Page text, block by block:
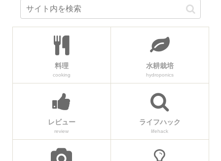
料理
cooking
水耕栽培
hydroponics
レビュー
review
ライフハック
lifehack